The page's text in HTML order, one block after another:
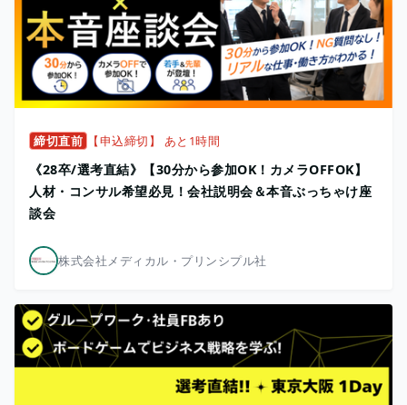
締切直前 【申込締切】 あと1時間
《28卒/選考直結》【30分から参加OK！カメラOFFOK】
人材・コンサル希望必見！会社説明会＆本音ぶっちゃけ座
談会
株式会社メディカル・プリンシプル社